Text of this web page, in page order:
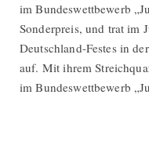
im Bundeswettbewerb
Sonderpreis, und trat im
Deutschland-Festes in
auf. Mit ihrem
im Bundeswettbewerb